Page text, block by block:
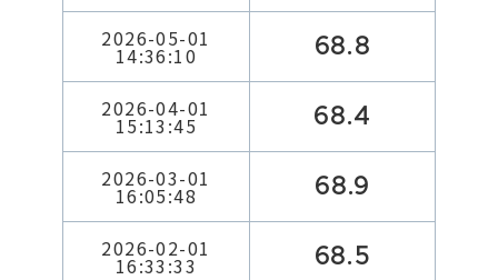
2026-05-01
14:36:10 68.8
2026-04-01
15:13:45 68.4
2026-03-01
16:05:48 68.9
2026-02-01
16:33:33 68.5